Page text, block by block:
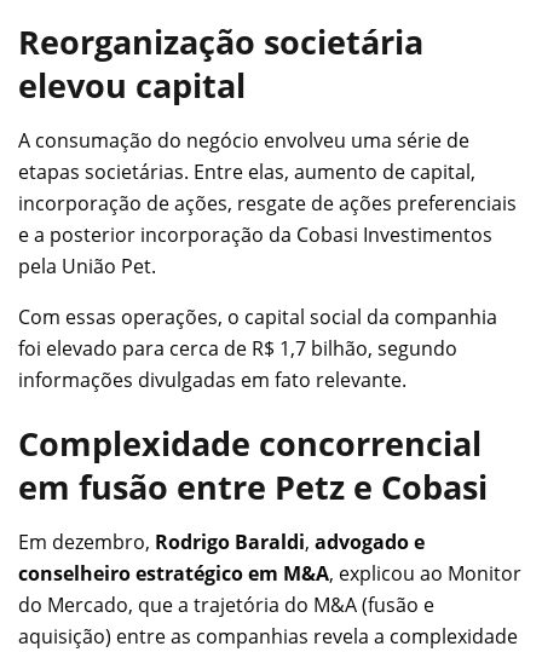
Reorganização societária
elevou capital
A consumação do negócio envolveu uma série de
etapas societárias. Entre elas, aumento de capital,
incorporação de ações, resgate de ações preferenciais
e a posterior incorporação da Cobasi Investimentos
pela União Pet.
Com essas operações, o capital social da companhia
foi elevado para cerca de R$ 1,7 bilhão, segundo
informações divulgadas em fato relevante.
Complexidade concorrencial
em fusão entre Petz e Cobasi
Em dezembro, Rodrigo Baraldi, advogado e
conselheiro estratégico em M&A, explicou ao Monitor
do Mercado, que a trajetória do M&A (fusão e
aquisição) entre as companhias revela a complexidade